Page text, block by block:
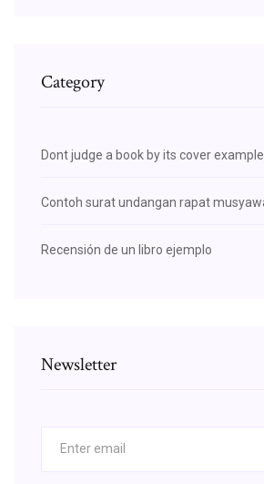
Category
Dont judge a book by its cover
Contoh surat undangan rapat
Recensión de un libro ejemplo
Newsletter